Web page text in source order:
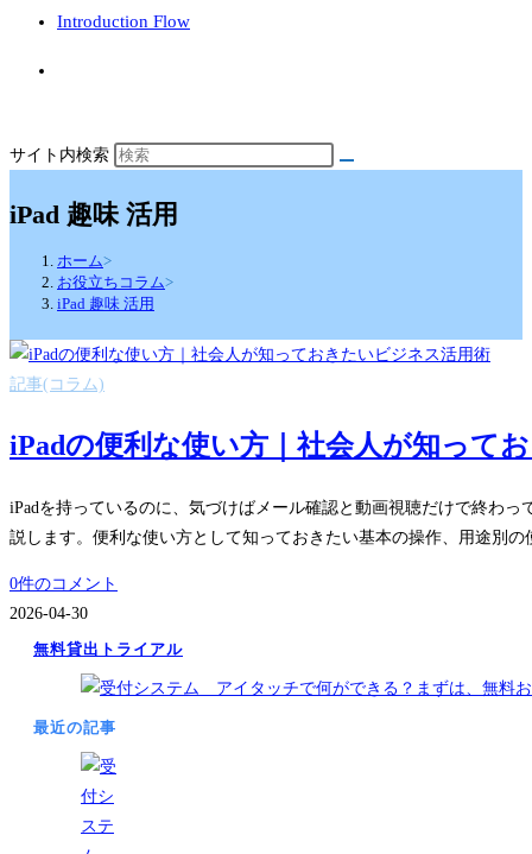
Introduction Flow
サイト内検索
iPad 趣味 活用
ホーム>
お役立ちコラム>
iPad 趣味 活用
記事(コラム)
iPadの便利な使い方｜社会人が知って
iPadを持っているのに、気づけばメール確認と動画視聴だけで終わ
説します。便利な使い方として知っておきたい基本の操作、用途別
0件のコメント
2026-04-30
無料貸出トライアル
最近の記事